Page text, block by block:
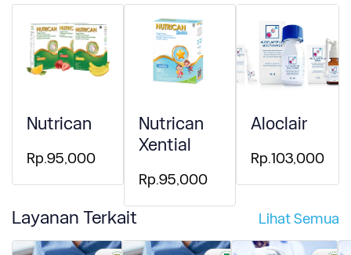
Nutrican
Rp.95,000
Nutrican
Xential
Rp.95,000
Aloclair
Rp.103,000
Layanan Terkait Lihat Semua